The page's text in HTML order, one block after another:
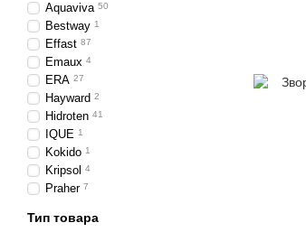
Aquaviva 50
Bestway 1
Effast 87
Emaux 4
ERA 27
Hayward 2
Hidroten 41
IQUE 1
Kokido 1
Kripsol 4
Praher 7
Тип товара